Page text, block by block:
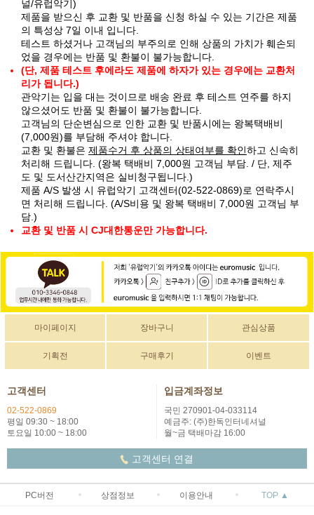
널/유럽악기)
제품을 받으신 후 교환 및 반품을 신청 하실 수 있는 기간은 제품
의 특성상 7일 이내 입니다.
테스트 하셨거나 고객님의 부주의로 인해 상품의 가치가 훼손되
었을 경우에는 반품 및 환불이 불가능합니다.
(단, 제품 테스트 후에라도 제품에 하자가 있는 경우에는 교환처
리가 됩니다.)
관악기는 입을 대는 것이므로 배송 완료 후 테스트 연주를 하지
않으셨어도 반품 및 환불이 불가능합니다.
고객님의 단순변심으로 인한 교환 및 반품시에는 왕복택배비
(7,000원)를 부담해 주셔야 합니다.
교환 및 환불은 제품수거 후 상품의 상태여부를 확인하고 신속히
처리해 드립니다. (왕복 택배비 7,000원 고객님 부담. / 단, 제주
도 및 도서산간지역은 실비청구됩니다.)
제품 A/S 발생 시 유럽악기 고객센터(02-522-0869)로 연락주시
면 처리해 드립니다. (A/S비용 및 왕복 택배비 7,000원 고객님 부
담.)
교환 및 반품 시 CJ대한통운만 가능합니다.
마이페이지 장바구니 관심상품
기획전 구매후기 이벤트
고객센터
02-522-0869
평일 09:30 ~ 18:00
토요일 10:00 ~ 18:00
입금계좌정보
국민 270901-04-033114
예금주: (주)한독인터네셔널
월~금 택배마감 16:00
고객센터 연결
PC버전 상점정보 이용안내 TOP ▲